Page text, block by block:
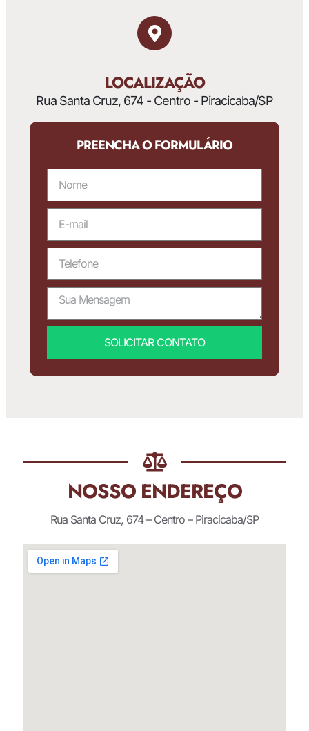
LOCALIZAÇÃO
Rua Santa Cruz, 674 - Centro - Piracicaba/SP
PREENCHA O FORMULÁRIO
SOLICITAR CONTATO
NOSSO ENDEREÇO
Rua Santa Cruz, 674 – Centro – Piracicaba/SP